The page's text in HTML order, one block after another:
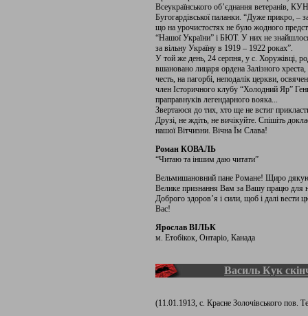
Всеукраїнського об’єднання ветеранів,
Бугогардівської паланки. “Дуже прикро, –
що на урочистостях не було жодного
“Нашої України” і БЮТ. У них не
за вільну Україну в 1919 – 1922 роках”.
У той же день, 24 серпня, у с. Хоружівці,
вшановано лицаря ордена Залізного
честь, на пагорбі, неподалік церкви,
член Історичного клубу “Холодний Яр”
праправнуків легендарного вояка...
Звертаюся до тих, хто ще не встиг
Друзі, не ждіть, не вичікуйте. Спішіть
нашої Вітчизни. Вічна Їм Слава!
Роман КОВАЛЬ
“Читаю та іншим даю читати”
Вельмишановний пане Романе! Щиро
Велике признання Вам за Вашу працю для
Доброго здоров’я і сили, щоб і далі
Вас!
Ярослав ВІЛЬК
м. Етобікок, Онтаріо, Канада
Василь Кук
(11.01.1913, с. Красне Золочівського пов.